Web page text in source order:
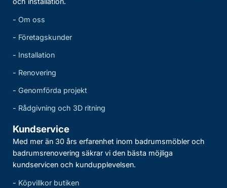
- Om oss
- Företagskunder
- Installation
- Renovering
- Genomförda projekt
- Rådgivning och 3D ritning
Kundservice
Med mer än 30 års erfarenhet inom badrumsmöbler och
badrumsrenovering säkrar vi den bästa möjliga
kundservicen och kundupplevelsen.
- Köpvillkor butiken